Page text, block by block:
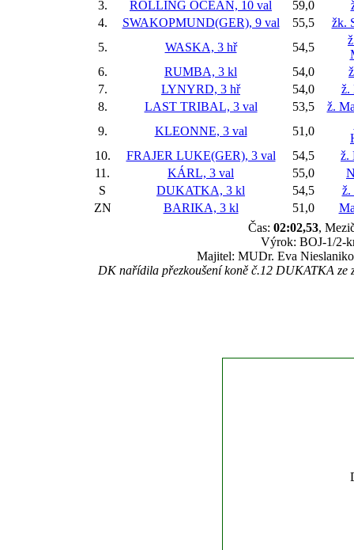
3.
ROLLING OCEAN, 10 val 59,0
4.
SWAKOPMUND(GER), 9 val 55,5
žk.
5.
WASKA, 3 hř 54,5
6.
RUMBA, 3 kl 54,0
7.
LYNYRD, 3 hř 54,0
ž.
8.
LAST TRIBAL, 3 val 53,5
ž.
9.
KLEONNE, 3 val 51,0
10.
FRAJER LUKE(GER), 3 val 54,5
ž.
11.
KÁRL, 3 val 55,0
S
DUKATKA, 3 kl 54,5
ž.
ZN
BARIKA, 3 kl 51,0
Čas: 02:02,53,
Výrok: BOJ-1/2-
Majitel: MUDr. Eva
DK nařídila přezkoušení koně č.12 DUKATKA ze